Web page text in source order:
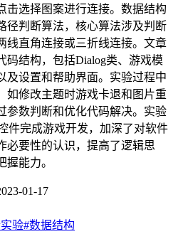
击选择图案进行连接。数据结构
径判断算法，核心算法涉及判断
线直角连接或三折线连接。文章
码结构，包括Dialog类、游戏模
及设置和帮助界面。实验过程中
如修改主题时游戏卡退和图片重
参数判断和优化代码解决。实验
件完成游戏开发，加深了对软件
必要性的认识，提高了逻辑思
能力。
01-17
验#数据结构